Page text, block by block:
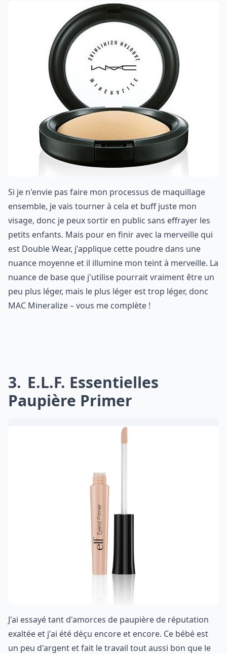
Si je n'envie pas faire mon processus de maquillage
ensemble, je vais tourner à cela et buff juste mon
visage, donc je peux sortir en public sans effrayer les
petits enfants. Mais pour en finir avec la merveille qui
est Double Wear, j'applique cette poudre dans une
nuance moyenne et il illumine mon teint à merveille. La
nuance de base que j'utilise pourrait vraiment être un
peu plus léger, mais le plus léger est trop léger, donc
MAC Mineralize – vous me complète !
3 E.L.F. Essentielles
Paupière Primer
J'ai essayé tant d'amorces de paupière de réputation
exaltée et j'ai été déçu encore et encore. Ce bébé est
un peu d'argent et fait le travail tout aussi bon que le